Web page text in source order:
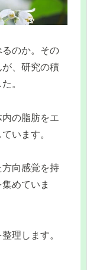
のか。その
、研究の積
。
の脂肪をエ
います。
向感覚を持
めていま
理します。